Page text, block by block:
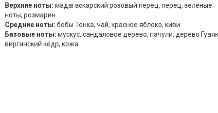
Верхние ноты: мадагаскарский розовый перец, перец, зеленые
ноты, розмарин
Средние ноты: бобы Тонка, чай, красное яблоко, киви
Базовые ноты: мускус, сандаловое дерево, пачули, дерево
виргинский кедр, кожа